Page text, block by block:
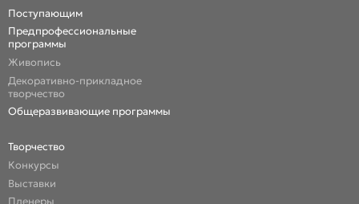
Поступающим
Предпрофессиональные
программы
Живопись
Декоративно-прикладное
творчество
Общеразвивающие программы
Творчество
Конкурсы
Выставки